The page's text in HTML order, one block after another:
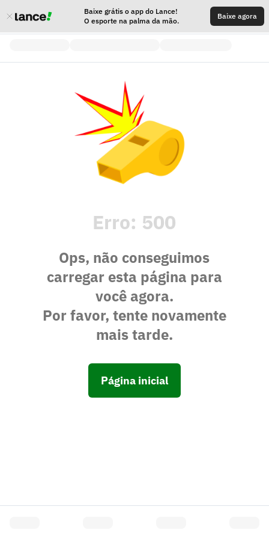
Baixe grátis o app do Lance!
O esporte na palma da mão.
Baixe agora
Erro: 500
Ops, não conseguimos
carregar esta página para
você agora.
Por favor, tente novamente
mais tarde.
Página inicial